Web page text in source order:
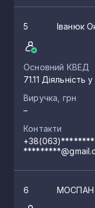
5 Іванюк
Основний КВЕД
71.11 Діяльність
Виручка, грн
–
Контакти
6 МОСПАН